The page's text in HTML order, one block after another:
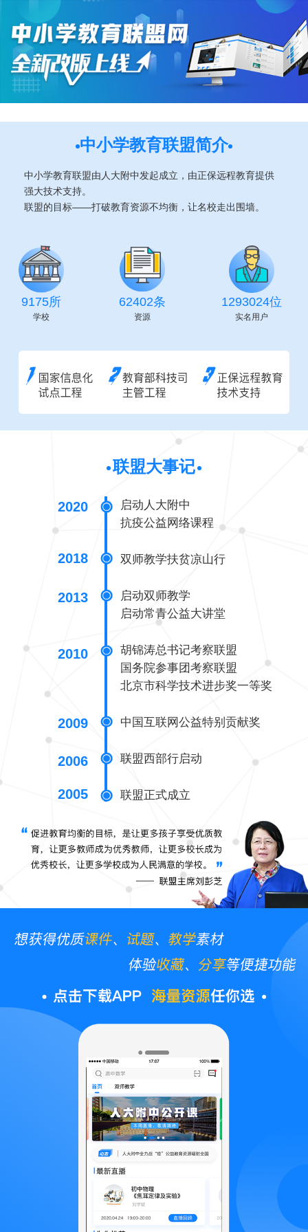
中小学教育联盟简介
中小学教育联盟由人大附中发起成立，由正保远程教育提供
强大技术支持。
联盟的目标——打破教育资源不均衡，让名校走出围墙。
9175所
学校
62402条
资源
1293024位
实名用户
联盟大事记
2020
2018
2013
2010
2009
2006
2005
启动人大附中
抗疫公益网络课程
双师教学扶贫凉山行
启动双师教学
启动常青公益大讲堂
胡锦涛总书记考察联盟
国务院参事团考察联盟
北京市科学技术进步奖一等奖
中国互联网公益特别贡献奖
联盟西部行启动
联盟正式成立